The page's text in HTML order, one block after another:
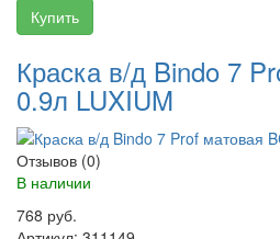
Купить
Краска в/д Bindo 7
0.9л LUXIUM
Отзывов (0)
В наличии
768 руб.